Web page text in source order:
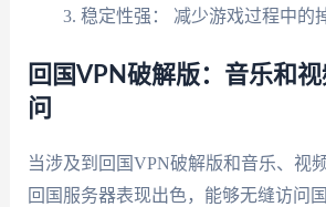
稳定性强： 减少游戏过程中的
回国VPN破解版：音乐和
问
当涉及到回国VPN破解版和音乐、视
回国服务器表现出色，能够无缝访问